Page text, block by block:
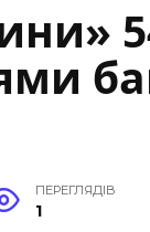
ПЕРЕГЛЯДІВ
1